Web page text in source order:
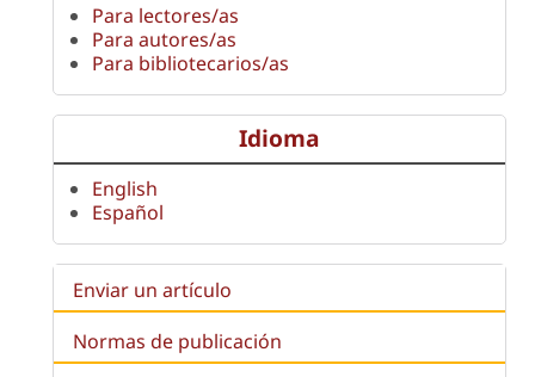
Para lectores/as
Para autores/as
Para bibliotecarios/as
Idioma
English
Español
Enviar un artículo
Normas de publicación